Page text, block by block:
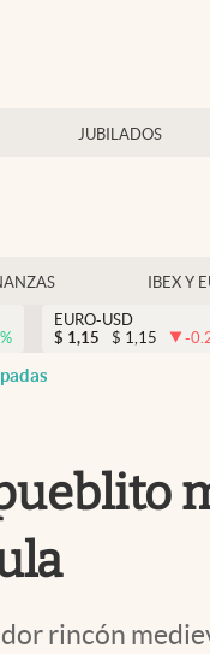
JUBILADOS
IBEX Y
%
EURO-USD
$ 1,15 $ 1,15 -
rincón